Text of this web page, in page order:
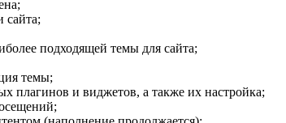
сайта;
подходящей темы для сайта;
темы;
плагинов и виджетов, а также их настройка;